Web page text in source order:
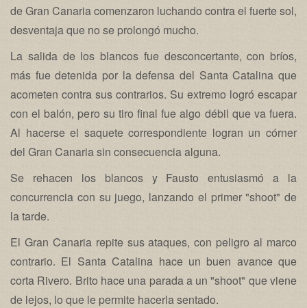
de Gran Canaria comenzaron luchando contra el fuerte sol,
desventaja que no se prolongó mucho.
La salida de los blancos fue desconcertante, con bríos,
más fue detenida por la defensa del Santa Catalina que
acometen contra sus contrarios. Su extremo logró escapar
con el balón, pero su tiro final fue algo débil que va fuera.
Al hacerse el saquete correspondiente logran un córner
del Gran Canaria sin consecuencia alguna.
Se rehacen los blancos y Fausto entusiasmó a la
concurrencia con su juego, lanzando el primer "shoot" de
la tarde.
El Gran Canaria repite sus ataques, con peligro al marco
contrario. El Santa Catalina hace un buen avance que
corta Rivero. Brito hace una parada a un "shoot" que viene
de lejos, lo que le permite hacerla sentado.